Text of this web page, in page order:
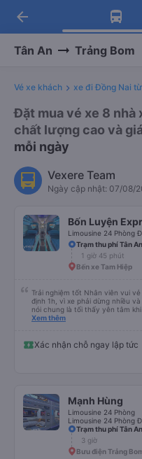
Tải app
Nhận ưu đãi
Tải app
-30k/ghế
arrow_back
Tân An Trảng Bom
Vé xe khách xe đi Đồng Nai
Đặt mua vé xe 8 nhà
chất lượng cao và
mỗi ngày
Vexere Team
Ngày cập nhật: 07/08/
Bốn Luyện
Limousine 24 Phòng
Trạm thu phí Tân An
1 giờ 45 phút
Bến xe Tam Hiệp
Trải nghiệm tốt Nhân viên vui
định 1h, vì xe phải dừng nhiều
nói chung là tối thấy yên tâm
hộ và giới thiệu cho người thân
Xem thêm
Xác nhận chỗ ngay lập tức
Mạnh Hùng
Limousine 24 Phòng
Limousine 24 Phòng
Trạm thu phí Tân An
3 giờ
Bưu điện Trảng